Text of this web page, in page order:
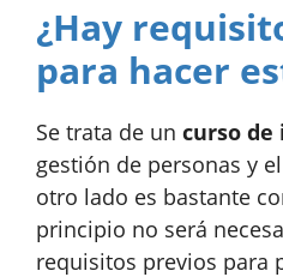
¿Hay
para hacer
Se trata de un curso
gestión de personas y
otro lado es bastante
principio no será
requisitos previos para